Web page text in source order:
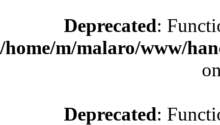
Deprecated:
/home/m/malaro/www/
Deprecated: